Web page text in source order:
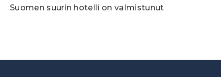
Suomen suurin hotelli on valmistunut